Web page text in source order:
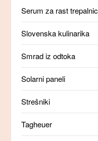
Serum za rast trepalnic
Slovenska kulinarika
Smrad iz odtoka
Solarni paneli
Strešniki
Tagheuer